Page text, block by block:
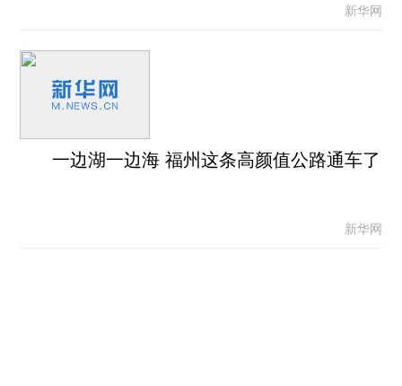
新华网
一边湖一边海 福州这条高颜值公路通车了
新华网